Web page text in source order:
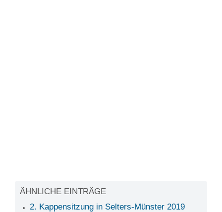
ÄHNLICHE EINTRÄGE
2. Kappensitzung in Selters-Münster 2019